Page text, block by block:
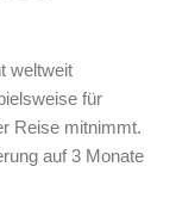
weltweit
für
Reise mitnimmt.
auf 3 Monate